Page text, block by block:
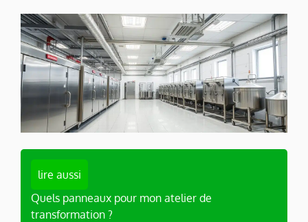
lire aussi
Quels panneaux pour mon atelier de
transformation ?